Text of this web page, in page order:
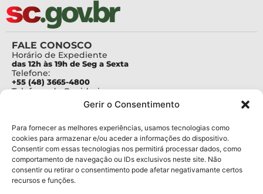
Gerir o Consentimento
Para fornecer as melhores experiências, usamos tecnologias como
cookies para armazenar e/ou aceder a informações do dispositivo.
Consentir com essas tecnologias nos permitirá processar dados, como
comportamento de navegação ou IDs exclusivos neste site. Não
consentir ou retirar o consentimento pode afetar negativamante certos
recursos e funções.
FALE CONOSCO
Horário de Expediente
das 12h às 19h de Seg a Sexta
Telefone:
+55 (48) 3665-4800
Telefone da Ouvidoria
Para assuntos relacionados à Pesquisa
pesquisa@fapesc.sc.gov.br
Para assuntos relacionados à Inovação
inovacao@fapesc.sc.gov.br
Para assuntos relacionados à Bolsas
bolsas@fapesc.sc.gov.br
Para assuntos relacionados à Prestação de Contas